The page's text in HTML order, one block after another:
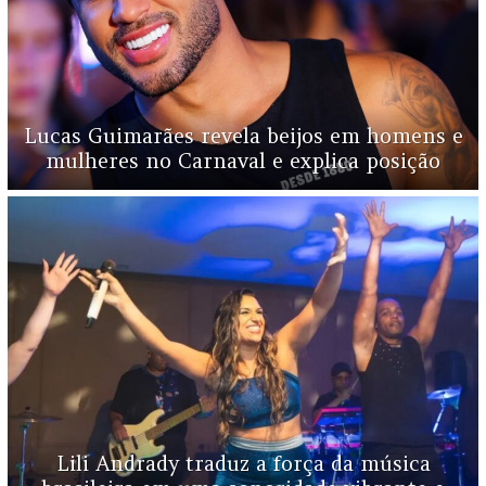
Lucas Guimarães revela beijos em homens e
mulheres no Carnaval e explica posição
Lili Andrady traduz a força da música